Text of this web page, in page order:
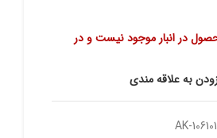
در انبار موجود نیست و در
به علاقه مندی
AK-